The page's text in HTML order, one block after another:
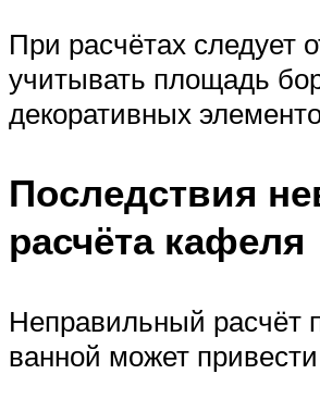
При расчётах следует
учитывать площадь
декоративных
Последствия
расчёта кафеля
Неправильный расчёт
ванной может